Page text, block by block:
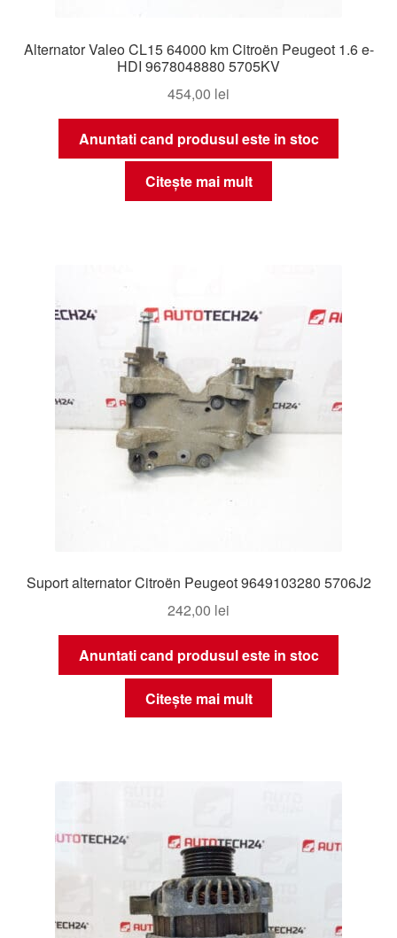
Alternator Valeo CL15 64000 km Citroën Peugeot 1.6 e-
HDI 9678048880 5705KV
454,00 lei
Anuntati cand produsul este in stoc
Citește mai mult
Suport alternator Citroën Peugeot 9649103280 5706J2
242,00 lei
Anuntati cand produsul este in stoc
Citește mai mult